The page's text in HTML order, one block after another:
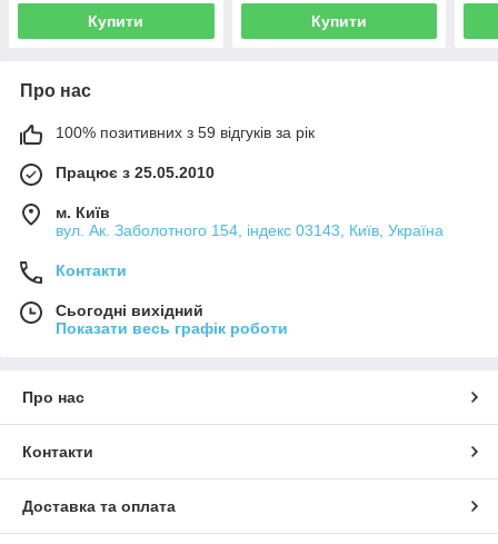
Купити Купити
Про нас
100% позитивних з 59 відгуків за рік
Працює з 25.05.2010
м. Київ
вул. Ак. Заболотного 154, індекс 03143, Київ, Україна
Контакти
Сьогодні вихідний
Показати весь графік роботи
Про нас
Контакти
Доставка та оплата